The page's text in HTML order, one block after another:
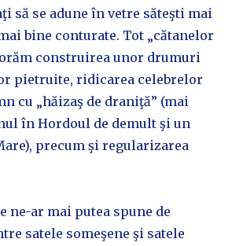
să se adune în vetre săteşti mai
bine conturate. Tot „cătanelor
construirea unor drumuri
pietruite, ridicarea celebrelor
cu „hăizaş de draniţă” (mai
în Hordoul de demult şi un
precum şi regularizarea
ne-ar mai putea spune de
satele someşene şi satele